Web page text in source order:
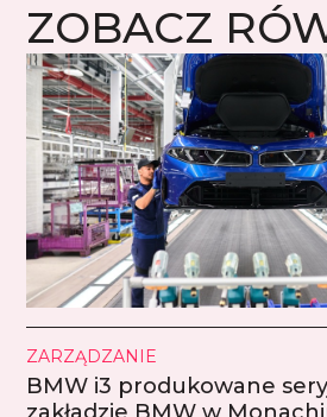
ZOBACZ
ZARZĄDZANIE
BMW i3 produkowane